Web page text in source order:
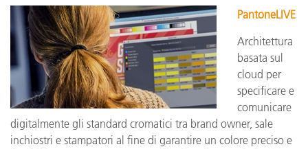
PantoneLIVE
Architettura
basata sul
cloud per
specificare e
comunicare
digitalmente gli standard cromatici tra brand owner, sale
inchiostri e stampatori al fine di garantire un colore preciso e